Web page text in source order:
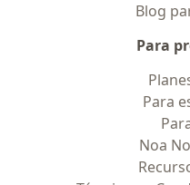
Blog
Para
Para
Noa